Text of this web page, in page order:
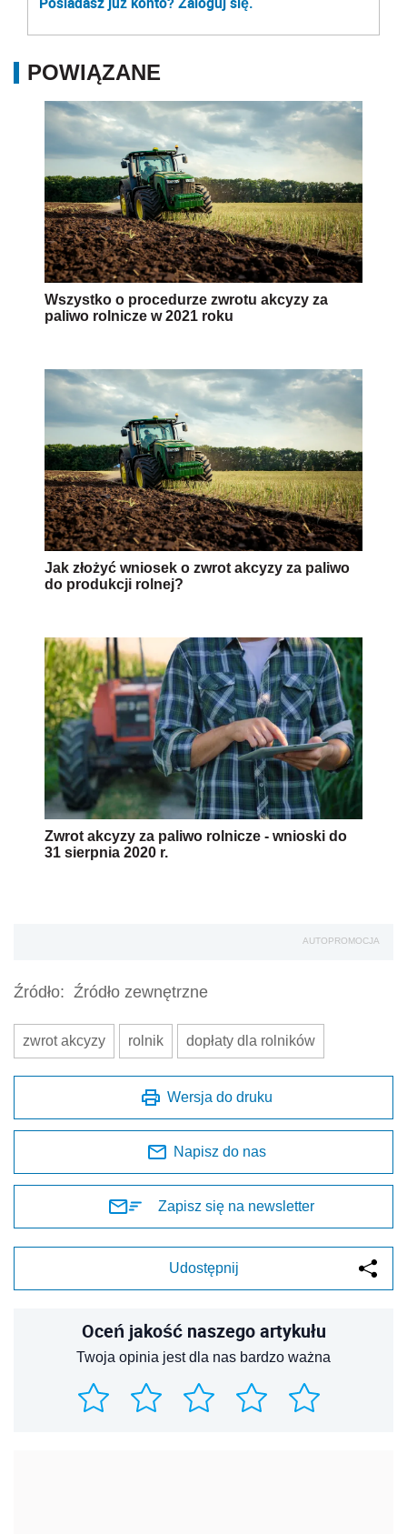
POWIĄZANE
Wszystko o procedurze zwrotu akcyzy za
paliwo rolnicze w 2021 roku
Jak złożyć wniosek o zwrot akcyzy za paliwo
do produkcji rolnej?
Zwrot akcyzy za paliwo rolnicze - wnioski do
31 sierpnia 2020 r.
AUTOPROMOCJA
Źródło: Źródło zewnętrzne
zwrot akcyzy rolnik dopłaty dla rolników
Wersja do druku
Napisz do nas
Zapisz się na newsletter
Udostępnij
Oceń jakość naszego artykułu
Twoja opinia jest dla nas bardzo ważna